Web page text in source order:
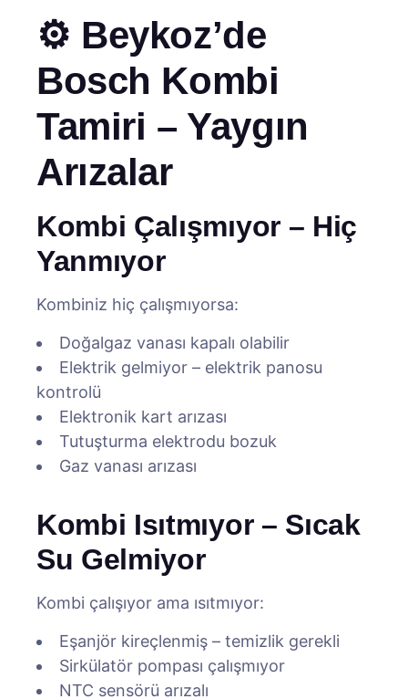
⚙️ Beykoz’de
Bosch Kombi
Tamiri – Yaygın
Arızalar
Kombi Çalışmıyor – Hiç
Yanmıyor
Kombiniz hiç çalışmıyorsa:
Doğalgaz vanası kapalı olabilir
Elektrik gelmiyor – elektrik panosu
kontrolü
Elektronik kart arızası
Tutuşturma elektrodu bozuk
Gaz vanası arızası
Kombi Isıtmıyor – Sıcak
Su Gelmiyor
Kombi çalışıyor ama ısıtmıyor:
Eşanjör kireçlenmiş – temizlik gerekli
Sirkülatör pompası çalışmıyor
NTC sensörü arızalı